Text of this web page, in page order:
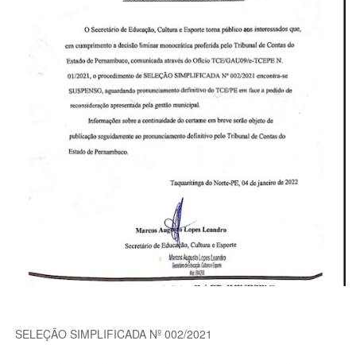
SELEÇÃO SIMPLIFICADA Nº 002/2021